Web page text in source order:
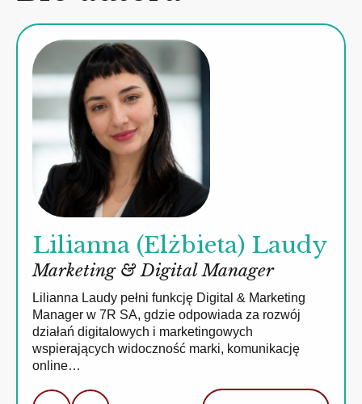
Lilianna (Elżbieta) Laudy
Marketing & Digital Manager
Lilianna Laudy pełni funkcję Digital & Marketing
Manager w 7R SA, gdzie odpowiada za rozwój
działań digitalowych i marketingowych
wspierających widoczność marki, komunikację
online…